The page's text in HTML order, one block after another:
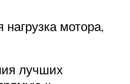
мотора,
лучших